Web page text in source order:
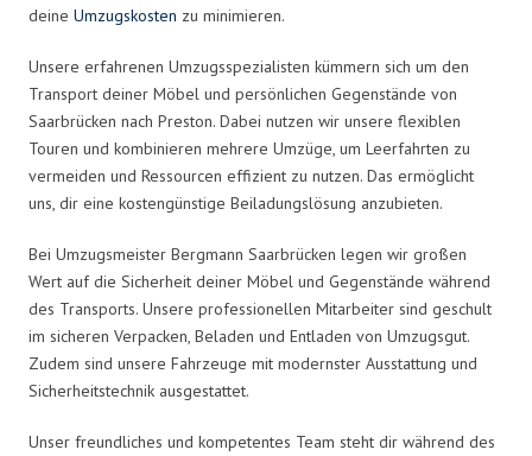
deine Umzugskosten zu minimieren.
Unsere erfahrenen Umzugsspezialisten kümmern sich um den
Transport deiner Möbel und persönlichen Gegenstände von
Saarbrücken nach Preston. Dabei nutzen wir unsere flexiblen
Touren und kombinieren mehrere Umzüge, um Leerfahrten zu
vermeiden und Ressourcen effizient zu nutzen. Das ermöglicht
uns, dir eine kostengünstige Beiladungslösung anzubieten.
Bei Umzugsmeister Bergmann Saarbrücken legen wir großen
Wert auf die Sicherheit deiner Möbel und Gegenstände während
des Transports. Unsere professionellen Mitarbeiter sind geschult
im sicheren Verpacken, Beladen und Entladen von Umzugsgut.
Zudem sind unsere Fahrzeuge mit modernster Ausstattung und
Sicherheitstechnik ausgestattet.
Unser freundliches und kompetentes Team steht dir während des